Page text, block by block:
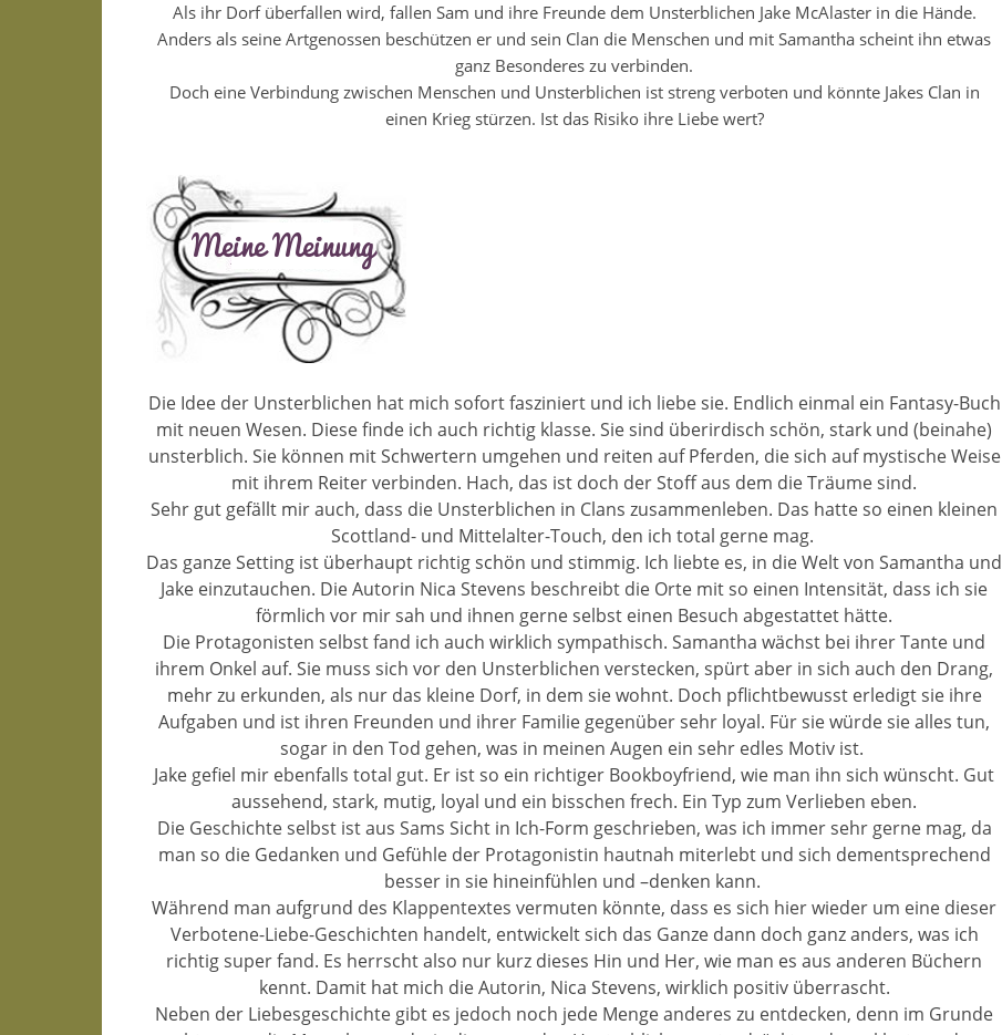
Als ihr Dorf überfallen wird, fallen Sam und ihre Freunde dem Unsterblichen Jake McAlaster in die Hände.
Anders als seine Artgenossen beschützen er und sein Clan die Menschen und mit Samantha scheint ihn etwas
ganz Besonderes zu verbinden.
Doch eine Verbindung zwischen Menschen und Unsterblichen ist streng verboten und könnte Jakes Clan in
einen Krieg stürzen. Ist das Risiko ihre Liebe wert?
Die Idee der Unsterblichen hat mich sofort fasziniert und ich liebe sie. Endlich einmal ein Fantasy-Buch
mit neuen Wesen. Diese finde ich auch richtig klasse. Sie sind überirdisch schön, stark und (beinahe)
unsterblich. Sie können mit Schwertern umgehen und reiten auf Pferden, die sich auf mystische Weise
mit ihrem Reiter verbinden. Hach, das ist doch der Stoff aus dem die Träume sind.
Sehr gut gefällt mir auch, dass die Unsterblichen in Clans zusammenleben. Das hatte so einen kleinen
Scottland- und Mittelalter-Touch, den ich total gerne mag.
Das ganze Setting ist überhaupt richtig schön und stimmig. Ich liebte es, in die Welt von Samantha und
Jake einzutauchen. Die Autorin Nica Stevens beschreibt die Orte mit so einen Intensität, dass ich sie
förmlich vor mir sah und ihnen gerne selbst einen Besuch abgestattet hätte.
Die Protagonisten selbst fand ich auch wirklich sympathisch. Samantha wächst bei ihrer Tante und
ihrem Onkel auf. Sie muss sich vor den Unsterblichen verstecken, spürt aber in sich auch den Drang,
mehr zu erkunden, als nur das kleine Dorf, in dem sie wohnt. Doch pflichtbewusst erledigt sie ihre
Aufgaben und ist ihren Freunden und ihrer Familie gegenüber sehr loyal. Für sie würde sie alles tun,
sogar in den Tod gehen, was in meinen Augen ein sehr edles Motiv ist.
Jake gefiel mir ebenfalls total gut. Er ist so ein richtiger Bookboyfriend, wie man ihn sich wünscht. Gut
aussehend, stark, mutig, loyal und ein bisschen frech. Ein Typ zum Verlieben eben.
Die Geschichte selbst ist aus Sams Sicht in Ich-Form geschrieben, was ich immer sehr gerne mag, da
man so die Gedanken und Gefühle der Protagonistin hautnah miterlebt und sich dementsprechend
besser in sie hineinfühlen und –denken kann.
Während man aufgrund des Klappentextes vermuten könnte, dass es sich hier wieder um eine dieser
Verbotene-Liebe-Geschichten handelt, entwickelt sich das Ganze dann doch ganz anders, was ich
richtig super fand. Es herrscht also nur kurz dieses Hin und Her, wie man es aus anderen Büchern
kennt. Damit hat mich die Autorin, Nica Stevens, wirklich positiv überrascht.
Neben der Liebesgeschichte gibt es jedoch noch jede Menge anderes zu entdecken, denn im Grunde